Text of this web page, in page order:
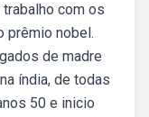
com os
prêmio nobel.
de madre
índia, de todas
50 e inicio